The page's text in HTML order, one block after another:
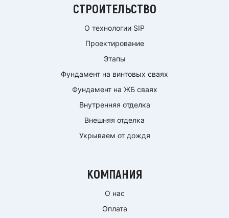
СТРОИТЕЛЬСТВО
О технологии SIP
Проектирование
Этапы
Фундамент на винтовых сваях
Фундамент на ЖБ сваях
Внутренняя отделка
Внешняя отделка
Укрываем от дождя
КОМПАНИЯ
О нас
Оплата